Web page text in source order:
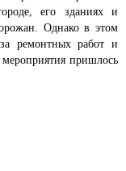
его зданиях и
Однако в этом
ремонтных работ и
мероприятия пришлось